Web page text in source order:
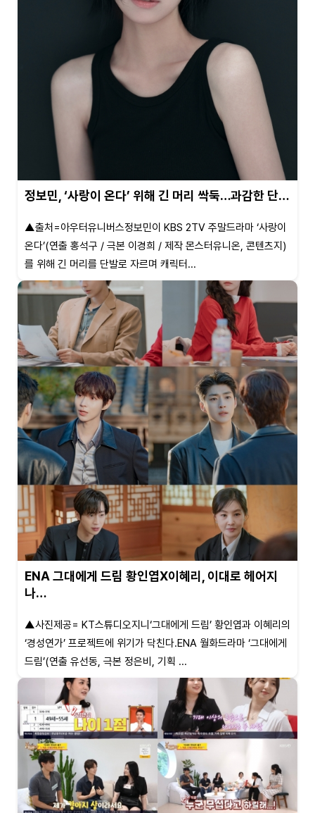
정보민, ‘사랑이 온다’ 위해 긴 머리 싹둑…과감한 단…
▲출처=아우터유니버스정보민이 KBS 2TV 주말드라마 ‘사랑이
온다’(연출 홍석구 / 극본 이경희 / 제작 몬스터유니온, 콘텐츠지)
를 위해 긴 머리를 단발로 자르며 캐릭터...
ENA 그대에게 드림 황인엽X이혜리, 이대로 헤어지
나…
▲사진제공= KT스튜디오지니‘그대에게 드림’ 황인엽과 이혜리의
‘경성연가’ 프로젝트에 위기가 닥친다.ENA 월화드라마 ‘그대에게
드림’(연출 유선동, 극본 정은비, 기획 ...